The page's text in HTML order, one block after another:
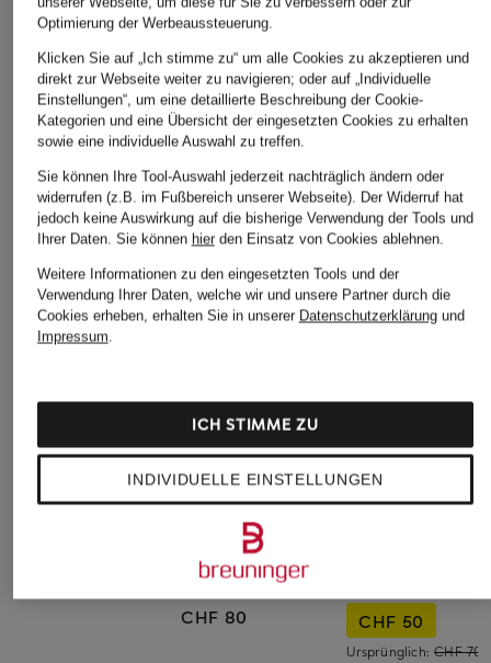
DRYKORN
Rapha
Radtop MERINO
LIGHTWEIGHT mit
Merinowolle
CHF 80
super.natural
CHF 50
Ursprünglich:CHF 70
Optimierung der Werbeaussteuerung.
Klicken Sie auf „Ich stimme zu“ um alle Cookies zu akzeptieren und
direkt zur Webseite weiter zu navigieren; oder auf „Individuelle
Einstellungen“, um eine detaillierte Beschreibung der Cookie-
Kategorien und eine Übersicht der eingesetzten Cookies zu erhalten
sowie eine individuelle Auswahl zu treffen.
Sie können Ihre Tool-Auswahl jederzeit nachträglich ändern oder
widerrufen (z.B. im Fußbereich unserer Webseite). Der Widerruf hat
jedoch keine Auswirkung auf die bisherige Verwendung der Tools und
Ihrer Daten. Sie können hierden Einsatz von Cookies ablehnen.
Weitere Informationen zu den eingesetzten Tools und der
Verwendung Ihrer Daten, welche wir und unsere Partner durch die
Cookies erheben, erhalten Sie in unserer Datenschutzerklärungund
Impressum.
INDIVIDUELLE EINSTELLUNGEN
ICH STIMME ZU